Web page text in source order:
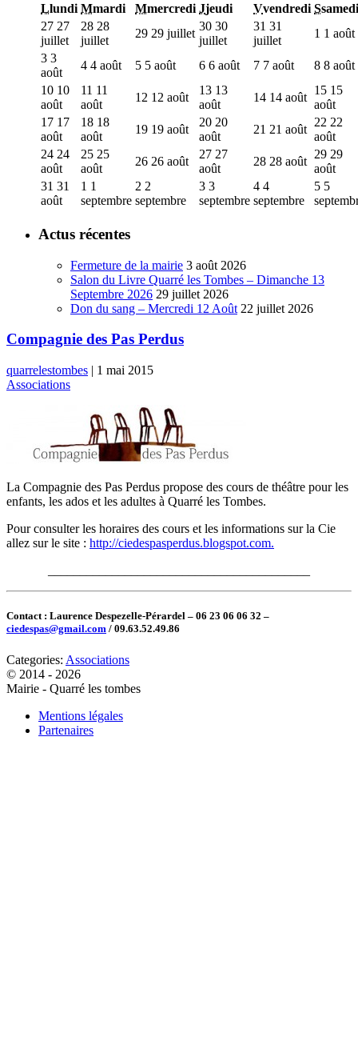
Llundi Mmardi Mmercredi Jjeudi Vvendredi Ssamedi
27 27
juillet
28 28
juillet
29 29 juillet
30 30
juillet
31 31
juillet
1 1 août
3 3
août
4 4 août 5 5 août 6 6 août 7 7 août 8 8 août
10 10
août
11 11
août
12 12 août
13 13
août
14 14 août
15 15
août
17 17
août
18 18
août
19 19 août
20 20
août
21 21 août
22 22
août
24 24
août
25 25
août
26 26 août
27 27
août
28 28 août
29 29
août
31 31
août
1 1
septembre
2 2
septembre
3 3
septembre
4 4
septembre
5 5
Actus récentes
Fermeture de la mairie 3 août 2026
Salon du Livre Quarré les Tombes – Dimanche 13
Septembre 2026 29 juillet 2026
Don du sang – Mercredi 12 Août 22 juillet 2026
Compagnie des Pas Perdus
quarrelestombes | 1 mai 2015
Associations
La Compagnie des Pas Perdus propose des cours de théâtre pour les
enfants, les ados et les adultes à Quarré les Tombes.
Pour consulter les horaires des cours et les informations sur la Cie
allez sur le site : http://ciedespasperdus.blogspot.com.
Contact : Laurence Despezelle-Pérardel – 06 23 06 06 32 –
ciedespas@gmail.com / 09.63.52.49.86
Categories: Associations
© 2014 - 2026
Mairie - Quarré les tombes
Mentions légales
Partenaires